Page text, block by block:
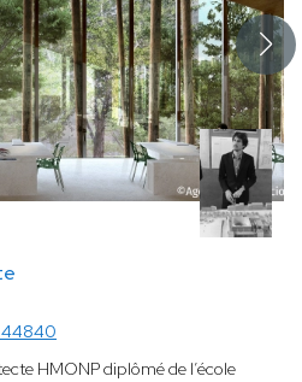
44840
HMONP diplômé de l’école